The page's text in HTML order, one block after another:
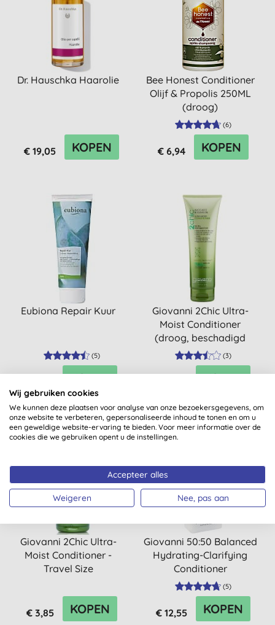
Dr. Hauschka Haarolie
€ 19,05 KOPEN
Bee Honest Conditioner
Olijf & Propolis 250ML
(droog)
(6)
€ 6,94 KOPEN
Eubiona Repair Kuur
(5)
KOPEN
Giovanni 2Chic Ultra-
Moist Conditioner
(droog, beschadigd
haar)
(3)
KOPEN
Giovanni 2Chic Ultra-
Moist Conditioner -
Travel Size
€ 3,85 KOPEN
Giovanni 50:50 Balanced
Hydrating-Clarifying
Conditioner
(5)
€ 12,55 KOPEN
Wij gebruiken cookies
We kunnen deze plaatsen voor analyse van onze bezoekersgegevens, om
onze website te verbeteren, gepersonaliseerde inhoud te tonen en om u
een geweldige website-ervaring te bieden. Voor meer informatie over de
cookies die we gebruiken opent u de instellingen.
Accepteer alles
Weigeren Nee, pas aan